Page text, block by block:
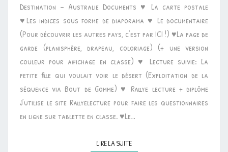
Destination – Australie Documents ♥ La carte postale
♥Les indices sous forme de diaporama ♥ Le documentaire
(Pour découvrir les autres pays, c’est par ICI !) ♥La page de
garde (planisphère, drapeau, coloriage) (+ une version
couleur pour affichage en classe) ♥ Lecture suivie: La
petite fille qui voulait voir le désert (Exploitation de la
séquence via Bout de Gomme) ♥ Rallye lecture + diplôme
J’utilise le site Rallyelecture pour faire les questionnaires
en ligne sur tablette en classe. ♥Le…
LIRE LA SUITELIRE LA SUITE